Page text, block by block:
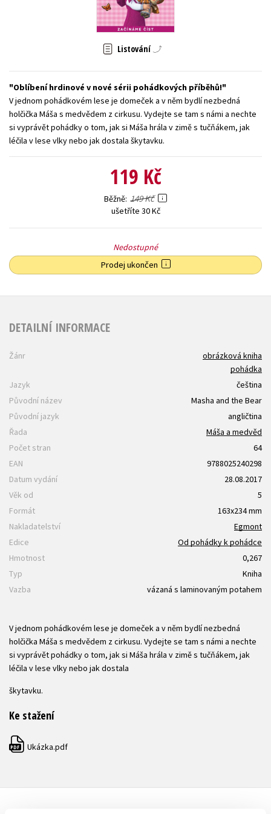
Zahraniční literatura
Všechny tituly
Listování
Oblíbení hrdinové v nové sérii pohádkových příběhů!
V jednom pohádkovém lese je domeček a v něm bydlí nezbedná
holčička Máša s medvědem z cirkusu. Vydejte se tam s námi a nechte
si vyprávět pohádky o tom, jak si Máša hrála v zimě s tučňákem, jak
léčila v lese vlky nebo jak dostala škytavku.
119 Kč
Běžně 149 Kč
ušetříte 30 Kč
Nedostupné
Prodej ukončen
DETAILNÍ INFORMACE
Žánr
obrázková kniha
pohádka
Jazyk
čeština
Původní název
Masha and the Bear
Původní jazyk
angličtina
Řada
Máša a medvěd
Počet stran
64
EAN
9788025240298
Datum vydání
28.08.2017
Věk od
5
Formát
163x234 mm
Nakladatelství
Egmont
Edice
Od pohádky k pohádce
Hmotnost
0,267
Typ
Kniha
Vazba
vázaná s laminovaným potahem
V jednom pohádkovém lese je domeček a v něm bydlí nezbedná
holčička Máša s medvědem z cirkusu. Vydejte se tam s námi a nechte
si vyprávět pohádky o tom, jak si Máša hrála v zimě s tučňákem, jak
léčila v lese vlky nebo jak dostala
škytavku.
Ke stažení
PDF Ukázka.pdf